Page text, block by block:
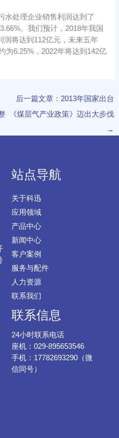
处理企业销售利润达到了
。我们预计，2018年我国
润将达到112亿元，未来五年
为6.25%，2022年将达到142亿
后一篇文章：2013年国家出台
《煤层气产业政策》迈出大步伐
→
站点导航
关于科迅
应用领域
产品中心
新闻中心
客户案例
服务与配件
人力资源
联系我们
联系信息
24小时联系电话
座机：029-895653546
手机：17782693290（微
信同号）